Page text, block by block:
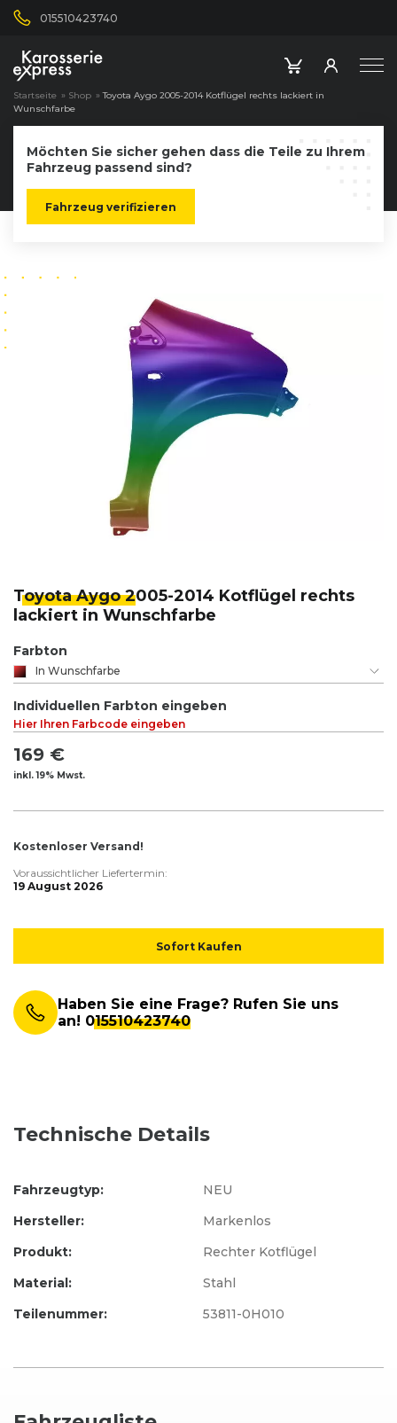
015510423740
Startseite » Shop »Toyota Aygo 2005-2014 Kotflügel rechts lackiert in
Wunschfarbe
Möchten Sie sicher gehen dass die Teile zu Ihrem
Fahrzeug passend sind?
Fahrzeug verifizieren
Toyota Aygo 2005-2014 Kotflügel rechts
lackiert in Wunschfarbe
Farbton
In Wunschfarbe
Individuellen Farbton eingeben
Hier Ihren Farbcode eingeben
169 €
inkl. 19% Mwst.
Kostenloser Versand!
Voraussichtlicher Liefertermin:
19 August 2026
Sofort Kaufen
Haben Sie eine Frage? Rufen Sie uns
an! 015510423740
Technische Details
Hersteller:
Markenlos
Produkt:
Rechter Kotflügel
Fahrzeugtyp: NEU
Material:
Stahl
Teilenummer:
53811-0H010